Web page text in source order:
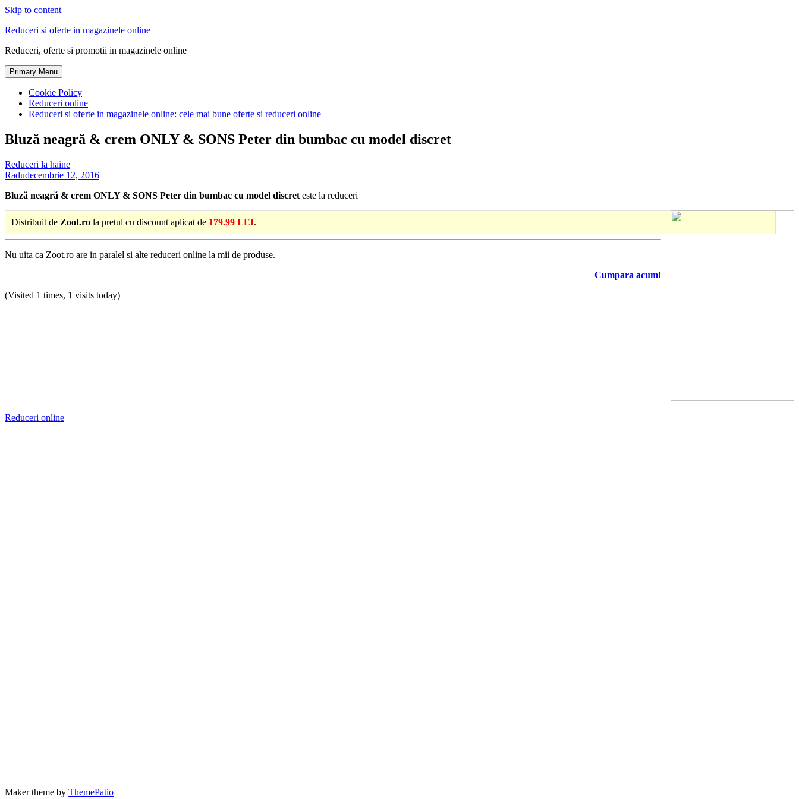
Skip to content
Reduceri si oferte in magazinele online
Reduceri, oferte si promotii in magazinele online
Primary Menu
Cookie Policy
Reduceri online
Reduceri si oferte in magazinele online: cele mai bune oferte si reduceri online
Bluză neagră & crem ONLY & SONS Peter din bumbac cu model discret
Reduceri la haine
Radudecembrie 12, 2016
Bluză neagră & crem ONLY & SONS Peter din bumbac cu model discret este la reduceri
Distribuit de Zoot.ro la pretul cu discount aplicat de 179.99 LEI.
Nu uita ca Zoot.ro are in paralel si alte reduceri online la mii de produse.
Cumpara acum!
(Visited 1 times, 1 visits today)
Reduceri online
Maker theme by ThemePatio